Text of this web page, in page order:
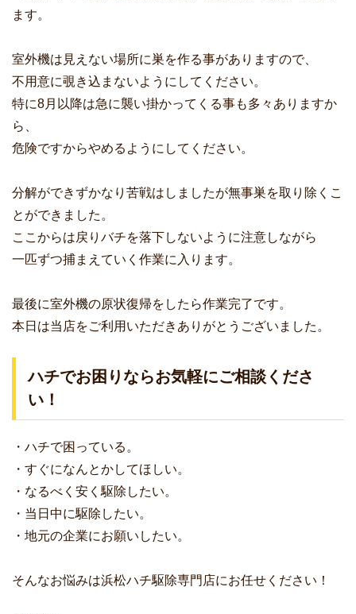
ます。
室外機は見えない場所に巣を作る事がありますので、
不用意に覗き込まないようにしてください。
特に8月以降は急に襲い掛かってくる事も多々ありますか
ら、
危険ですからやめるようにしてください。
分解ができずかなり苦戦はしましたが無事巣を取り除くこ
とができました。
ここからは戻りバチを落下しないように注意しながら
一匹ずつ捕まえていく作業に入ります。
最後に室外機の原状復帰をしたら作業完了です。
本日は当店をご利用いただきありがとうございました。
ハチでお困りならお気軽にご相談くださ
い！
・ハチで困っている。
・すぐになんとかしてほしい。
・なるべく安く駆除したい。
・当日中に駆除したい。
・地元の企業にお願いしたい。
そんなお悩みは浜松ハチ駆除専門店にお任せください！